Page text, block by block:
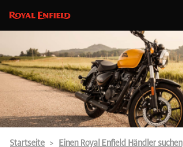
Startseite Einen Royal Enfield Händler suchen